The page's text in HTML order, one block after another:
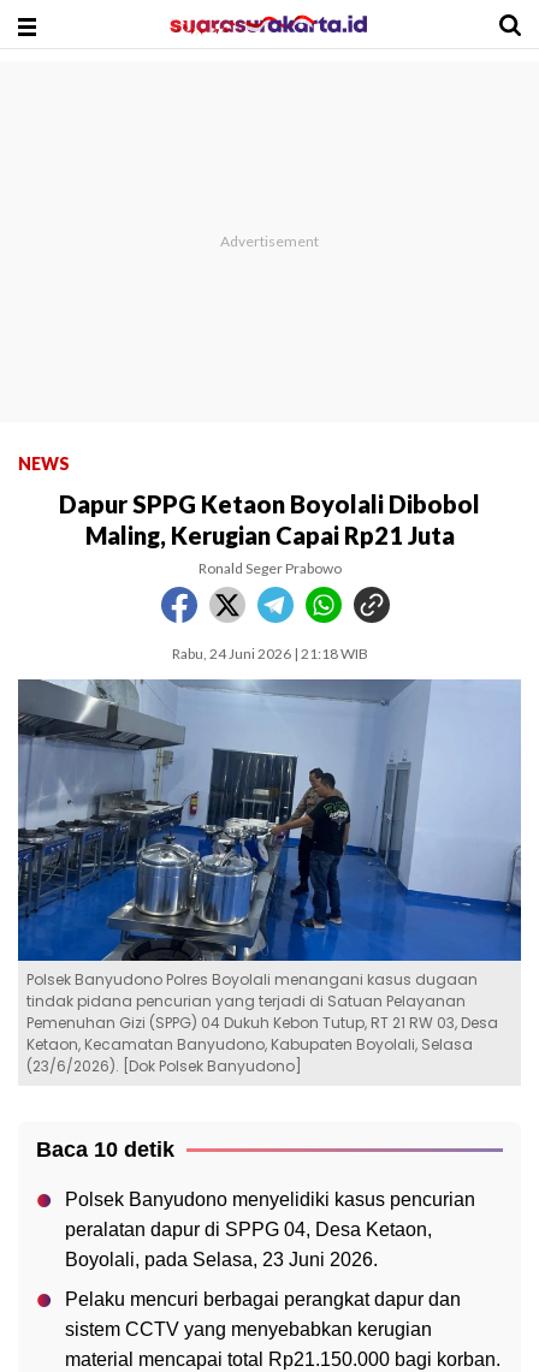
NEWS
Dapur SPPG Ketaon Boyolali Dibobol
Maling, Kerugian Capai Rp21 Juta
Ronald Seger Prabowo
Rabu, 24 Juni 2026 | 21:18 WIB
Polsek Banyudono Polres Boyolali menangani kasus dugaan
tindak pidana pencurian yang terjadi di Satuan Pelayanan
Pemenuhan Gizi (SPPG) 04 Dukuh Kebon Tutup, RT 21 RW 03, Desa
Ketaon, Kecamatan Banyudono, Kabupaten Boyolali, Selasa
(23/6/2026). [Dok Polsek Banyudono]
Baca 10 detik
Polsek Banyudono menyelidiki kasus pencurian
peralatan dapur di SPPG 04, Desa Ketaon,
Boyolali, pada Selasa, 23 Juni 2026.
Pelaku mencuri berbagai perangkat dapur dan
sistem CCTV yang menyebabkan kerugian
material mencapai total Rp21.150.000 bagi korban.